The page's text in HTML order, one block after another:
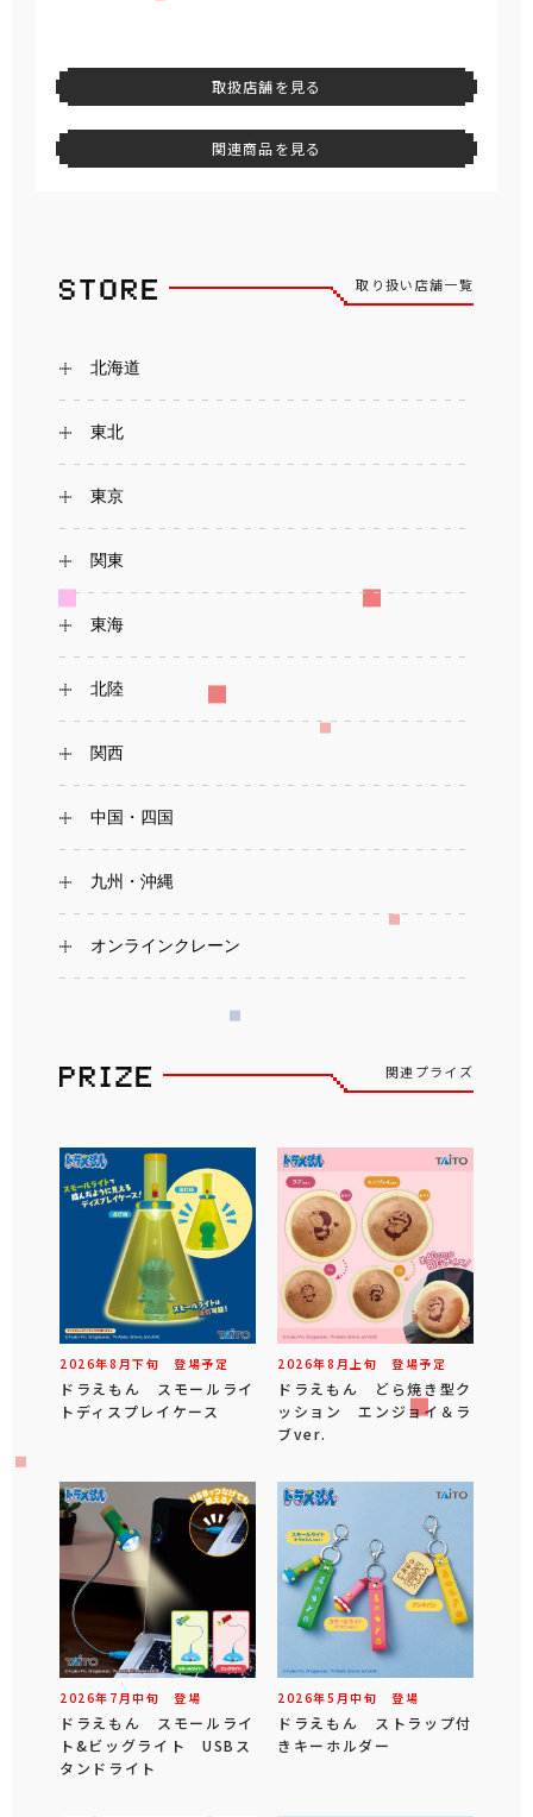
取扱店舗を見る
関連商品を見る
取り扱い店舗一覧
北海道
東北
東京
関東
東海
北陸
関西
中国・四国
九州・沖縄
オンラインクレーン
関連プライズ
2026年8 月下旬 登場予定
ドラえもん スモールライ
トディスプレイケース
2026年8 月 上旬 登場予定
ドラえもん どら焼き型ク
ッション エンジョイ＆ラ
ブver.
2026年 7 月中旬 登場
ドラえもん スモールライ
ト&ビッグライト USBス
タンドライト
2026年5 月中旬 登場
ドラえもん ストラップ付
きキーホルダー